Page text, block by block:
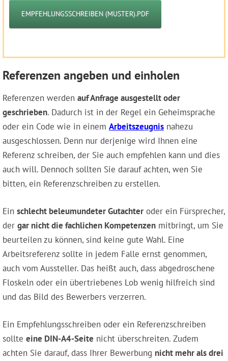
EMPFEHLUNGSSCHREIBEN (MUSTER).PDF
Referenzen angeben und einholen
Referenzen werden auf Anfrage ausgestellt oder
geschrieben. Dadurch ist in der Regel ein Geheimsprache
oder ein Code wie in einem Arbeitszeugnis nahezu
ausgeschlossen. Denn nur derjenige wird Ihnen eine
Referenz schreiben, der Sie auch empfehlen kann und dies
auch will. Dennoch sollten Sie darauf achten, wen Sie
bitten, ein Referenzschreiben zu erstellen.
Ein schlecht beleumundeter Gutachter oder ein Fürsprecher,
der gar nicht die fachlichen Kompetenzen mitbringt, um Sie
beurteilen zu können, sind keine gute Wahl. Eine
Arbeitsreferenz sollte in jedem Falle ernst genommen,
auch vom Aussteller. Das heißt auch, dass abgedroschene
Floskeln oder ein übertriebenes Lob wenig hilfreich sind
und das Bild des Bewerbers verzerren.
Ein Empfehlungsschreiben oder ein Referenzschreiben
sollte eine DIN-A4-Seite nicht überschreiten. Zudem
achten Sie darauf, dass Ihrer Bewerbung nicht mehr als drei